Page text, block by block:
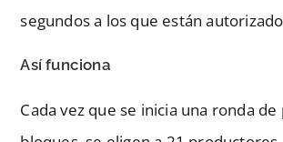
segundos a los que están
Así funciona
Cada vez que se inicia una ronda